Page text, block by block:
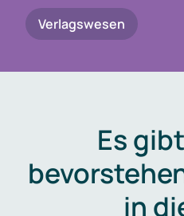
Verlagswesen
Es
in